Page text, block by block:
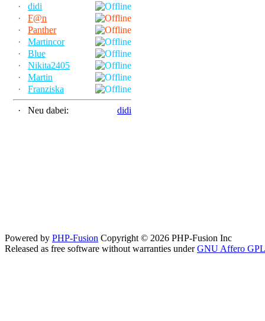
·
didi
·
F@n
·
Panther
·
Martincor
·
Blue
·
Nikita2405
·
Martin
·
Franziska
· Neu dabei: didi
Powered by PHP-Fusion Copyright © 2026 PHP-Fusion Inc
Released as free software without warranties underGNU Affero GPL